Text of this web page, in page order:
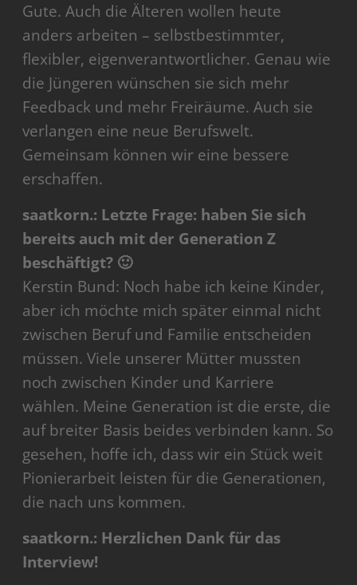
Gute. Auch die Älteren wollen heute
anders arbeiten – selbstbestimmter,
flexibler, eigenverantwortlicher. Genau wie
die Jüngeren wünschen sie sich mehr
Feedback und mehr Freiräume. Auch sie
verlangen eine neue Berufswelt.
Gemeinsam können wir eine bessere
erschaffen.
saatkorn.: Letzte Frage: haben Sie sich
bereits auch mit der Generation Z
beschäftigt? 🙂
Kerstin Bund: Noch habe ich keine Kinder,
aber ich möchte mich später einmal nicht
zwischen Beruf und Familie entscheiden
müssen. Viele unserer Mütter mussten
noch zwischen Kinder und Karriere
wählen. Meine Generation ist die erste, die
auf breiter Basis beides verbinden kann. So
gesehen, hoffe ich, dass wir ein Stück weit
Pionierarbeit leisten für die Generationen,
die nach uns kommen.
saatkorn.: Herzlichen Dank für das
Interview!